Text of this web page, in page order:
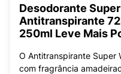
Desodorante
Antitranspirante
250ml Leve Mais
O Antitranspirante Super
com fragrância